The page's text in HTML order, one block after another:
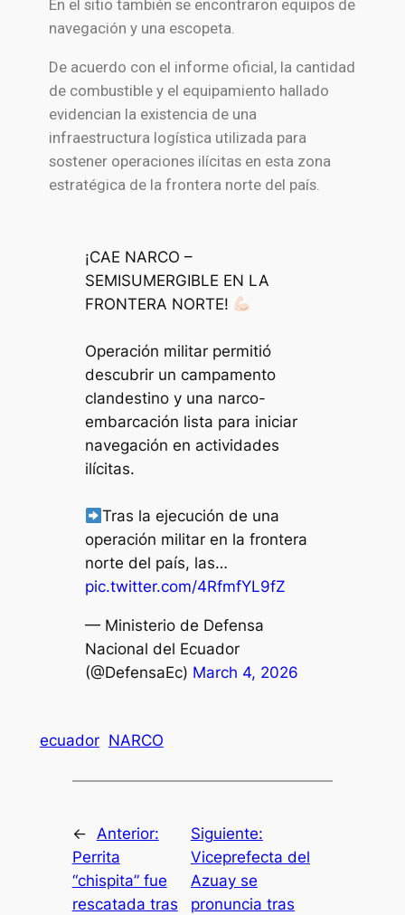
En el sitio también se encontraron equipos de
navegación y una escopeta.
De acuerdo con el informe oficial, la cantidad
de combustible y el equipamiento hallado
evidencian la existencia de una
infraestructura logística utilizada para
sostener operaciones ilícitas en esta zona
estratégica de la frontera norte del país.
¡CAE NARCO –
SEMISUMERGIBLE EN LA
FRONTERA NORTE!
Operación militar permitió
descubrir un campamento
clandestino y una narco-
embarcación lista para iniciar
navegación en actividades
ilícitas.
Tras la ejecución de una
operación militar en la frontera
norte del país, las…
pic.twitter.com/4RfmfYL9fZ
— Ministerio de Defensa
Nacional del Ecuador
(@DefensaEc) March 4, 2026
ecuador NARCO
← Anterior:
Perrita
“chispita” fue
rescatada tras
Siguiente:
Viceprefecta del
Azuay se
pronuncia tras